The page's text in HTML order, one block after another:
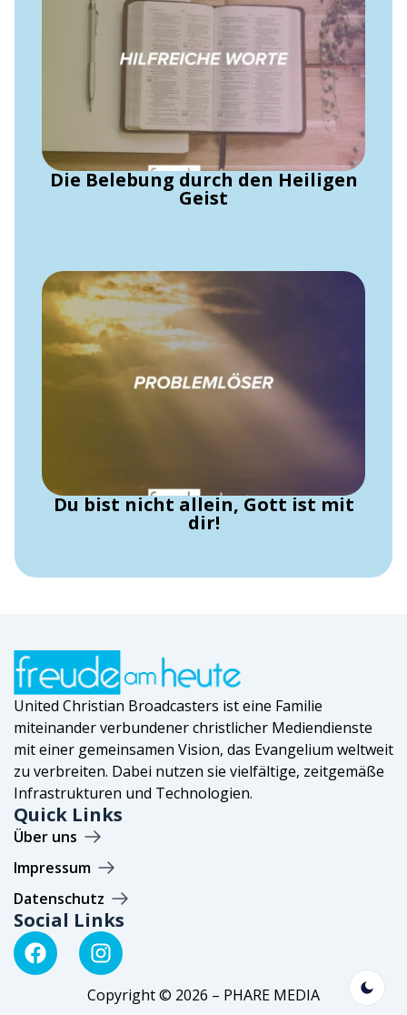
Die Belebung durch den Heiligen
Geist
Du bist nicht allein, Gott ist mit
dir!
United Christian Broadcasters ist eine Familie
miteinander verbundener christlicher Mediendienste
mit einer gemeinsamen Vision, das Evangelium weltweit
zu verbreiten. Dabei nutzen sie vielfältige, zeitgemäße
Infrastrukturen und Technologien.
Quick Links
Über uns
Impressum
Datenschutz
Social Links
Copyright © 2026 – PHARE MEDIA